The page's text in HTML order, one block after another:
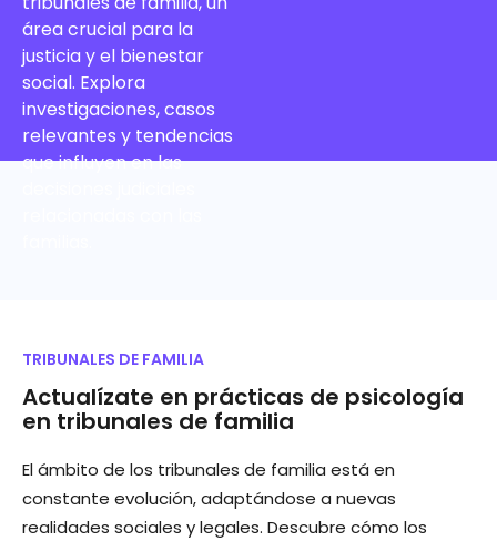
área crucial para la
justicia y el bienestar
social. Explora
investigaciones, casos
relevantes y tendencias
que influyen en las
TRIBUNALES DE FAMILIA
Actualízate en prácticas de psicología
en tribunales de familia
El ámbito de los tribunales de familia está en
constante evolución, adaptándose a nuevas
realidades sociales y legales. Descubre cómo los